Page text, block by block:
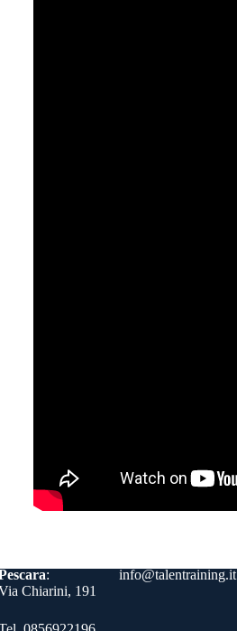
info@talentraining.it
:
Chiarini, 191